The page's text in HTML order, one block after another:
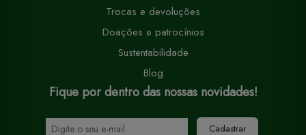
Trocas e devoluções
Doações e patrocínios
Sustentabilidade
Blog
Fique por dentro das nossas novidades!
Cadastrar